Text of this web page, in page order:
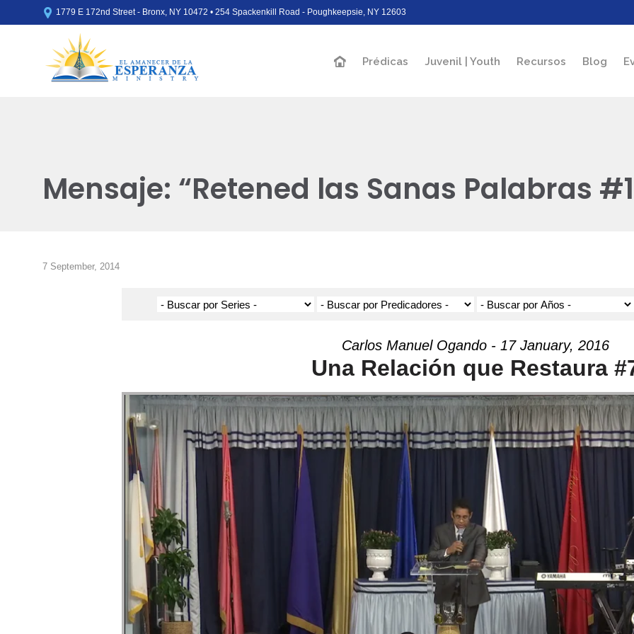
 1779 E 172nd Street - Bronx, NY 10472 • 254 Spackenkill Road - Poughkeepsie, NY 12603
Prédicas Juvenil | Youth Recursos Blog
Mensaje: “Retened las Sanas Palabras
7 September, 2014
Carlos Manuel Ogando - 17 January, 2016
Una Relación que Restaura